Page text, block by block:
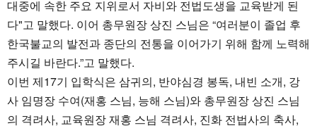
대중에 속한 주요 지위로서 자비와 전법도생을 교육받게 된
다"고 말했다. 이어 총무원장 상진 스님은 “여러분이 졸업 후
한국불교의 발전과 종단의 전통을 이어가기 위해 함께 노력해
주시길 바란다.”고 말했다.
이번 제17기 입학식은 삼귀의, 반야심경 봉독, 내빈 소개, 강
사 임명장 수여(재홍 스님, 능해 스님)와 총무원장 상진 스님
의 격려사, 교육원장 재홍 스님 격려사, 진화 전법사의 축사,